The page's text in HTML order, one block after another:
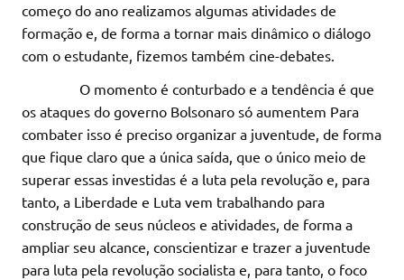
começo do ano realizamos algumas atividades de
formação e, de forma a tornar mais dinâmico o diálogo
com o estudante, fizemos também cine-debates.
O momento é conturbado e a tendência é que
os ataques do governo Bolsonaro só aumentem Para
combater isso é preciso organizar a juventude, de forma
que fique claro que a única saída, que o único meio de
superar essas investidas é a luta pela revolução e, para
tanto, a Liberdade e Luta vem trabalhando para
construção de seus núcleos e atividades, de forma a
ampliar seu alcance, conscientizar e trazer a juventude
para luta pela revolução socialista e, para tanto, o foco